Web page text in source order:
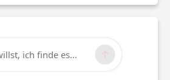
ich finde es...